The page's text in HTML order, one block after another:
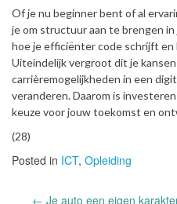
Of je nu beginner bent of al
je om structuur aan te brengen
hoe je efficiënter code schrijft
Uiteindelijk vergroot dit je
carrièremogelijkheden in een
veranderen. Daarom is
keuze voor jouw toekomst en
(28)
Posted in ICT, Opleiding
← Je auto een eigen